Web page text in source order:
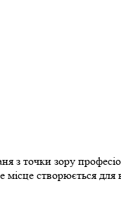
точки зору
місце створюється